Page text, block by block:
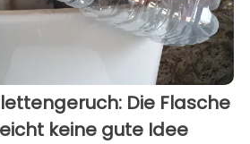
Die Flasche
keine gute Idee